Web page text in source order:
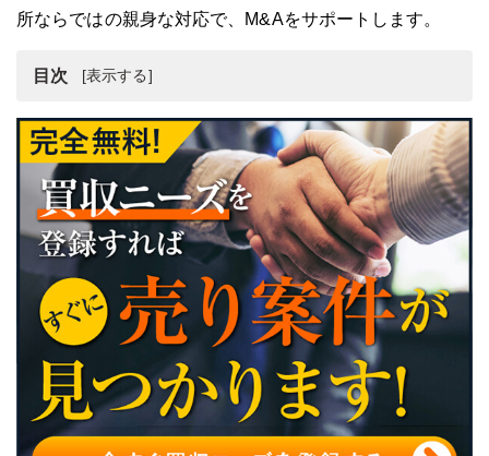
所ならではの親身な対応で、M&Aをサポートします。
目次
税理士法人中山会計とは
税理士法人中山会計の強み・魅力
まとめ